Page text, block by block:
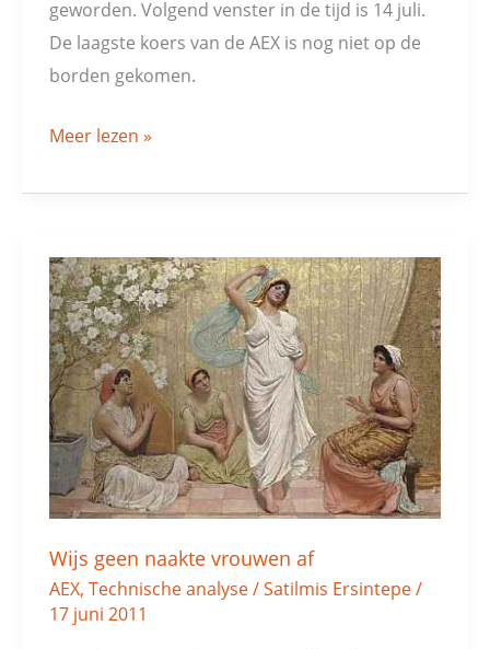
geworden. Volgend venster in de tijd is 14 juli.
De laagste koers van de AEX is nog niet op de
borden gekomen.
Ypsalon
Meer lezen »
Wijs geen naakte vrouwen af
AEX, Technische analyse/Satilmis Ersintepe/
17 juni 2011
Wijs
geen
naakte
vrouwen
af